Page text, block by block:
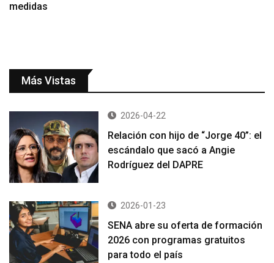
medidas
Más Vistas
2026-04-22
Relación con hijo de “Jorge 40”: el
escándalo que sacó a Angie
Rodríguez del DAPRE
2026-01-23
SENA abre su oferta de formación
2026 con programas gratuitos
para todo el país